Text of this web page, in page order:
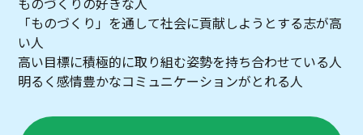
「ものづくり」を通して社会に貢献しようとする志が高
い人
高い目標に積極的に取り組む姿勢を持ち合わせている人
明るく感情豊かなコミュニケーションがとれる人